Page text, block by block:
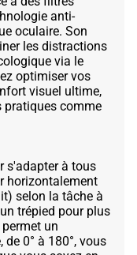
anti-
oculaire. Son
les distractions
via le
optimiser vos
visuel ultime,
comme
s'adapter à tous
horizontalement
selon la tâche à
trépied pour plus
un
0° à 180°, vous